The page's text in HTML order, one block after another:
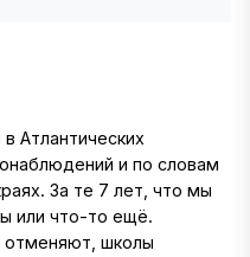
Атлантических
и по словам
За те 7 лет, что мы
или что-то ещё.
отменяют, школы